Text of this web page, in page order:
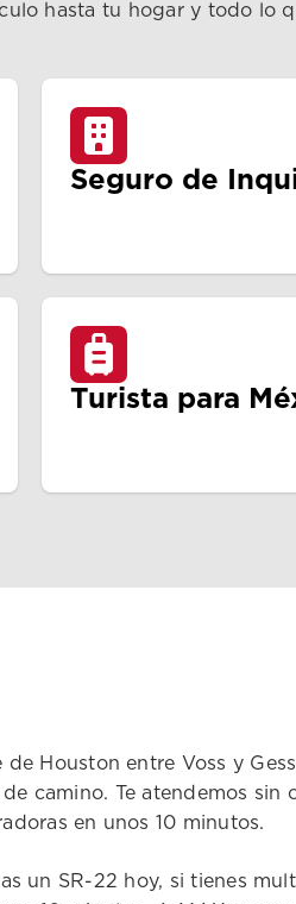
hasta tu hogar y todo lo
Seguro de
Turista para
Houston entre Voss y
camino. Te atendemos sin
en unos 10 minutos.
un SR-22 hoy, si tienes